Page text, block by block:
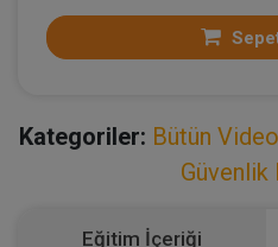
Kategoriler: Bütün
Güvenlik
Eğitim İçeriği